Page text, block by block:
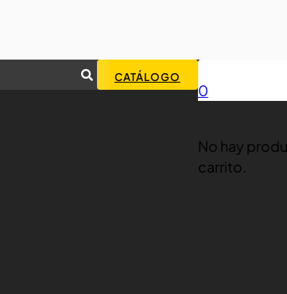
CATÁLOGO
0
No hay
carrito.